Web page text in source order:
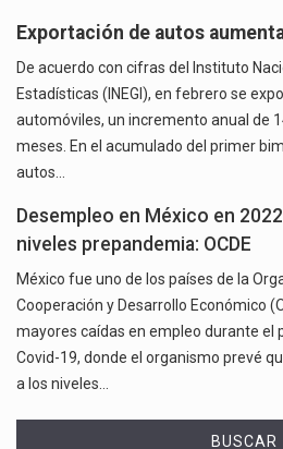
Exportación de autos
De acuerdo con cifras del Instituto
Estadísticas (INEGI), en febrero se
automóviles, un incremento anual de
meses. En el acumulado del primer
autos…
Desempleo en México en
niveles prepandemia: OCDE
México fue uno de los países de la
Cooperación y Desarrollo Económico
mayores caídas en empleo durante el
Covid-19, donde el organismo prevé
a los niveles…
BUSCAR